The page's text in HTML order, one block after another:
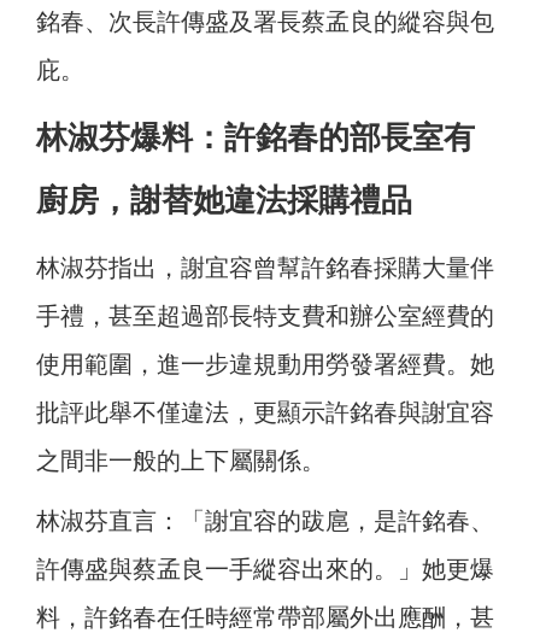
銘春、次長許傳盛及署長蔡孟良的縱容與包
庇。
林淑芬爆料：許銘春的部長室有
廚房，謝替她違法採購禮品
林淑芬指出，謝宜容曾幫許銘春採購大量伴
手禮，甚至超過部長特支費和辦公室經費的
使用範圍，進一步違規動用勞發署經費。她
批評此舉不僅違法，更顯示許銘春與謝宜容
之間非一般的上下屬關係。
林淑芬直言：「謝宜容的跋扈，是許銘春、
許傳盛與蔡孟良一手縱容出來的。」她更爆
料，許銘春在任時經常帶部屬外出應酬，甚